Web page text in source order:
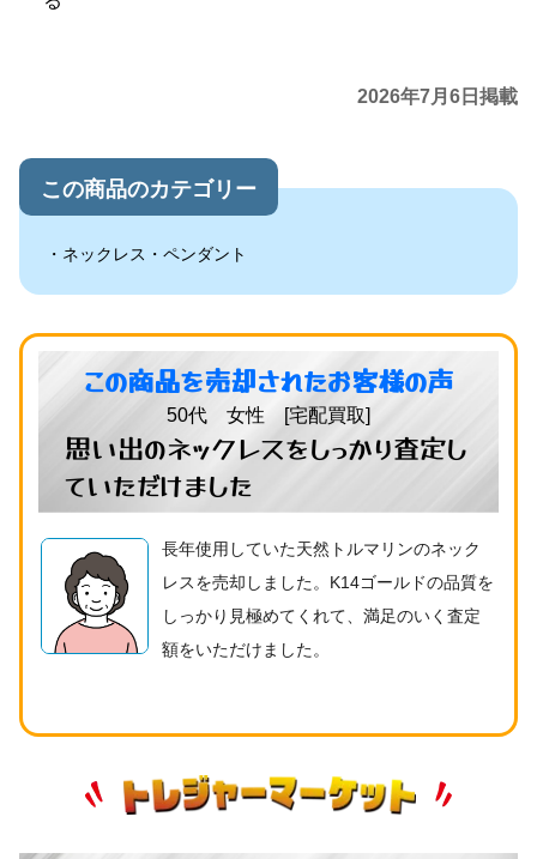
2026年7月6日掲載
この商品のカテゴリー
ネックレス・ペンダント
この商品を売却されたお客様の声
50代 女性 [宅配買取]
思い出のネックレスをしっかり査定し
ていただけました
長年使用していた天然トルマリンのネック
レスを売却しました。K14ゴールドの品質を
しっかり見極めてくれて、満足のいく査定
額をいただけました。